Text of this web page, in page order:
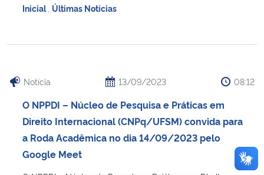
Inicial Últimas Notícias
Notícia 13/09/2023 08:12
O NPPDI – Núcleo de Pesquisa e Práticas em
Direito Internacional (CNPq/UFSM) convida para
a Roda Acadêmica no dia 14/09/2023 pelo
Google Meet